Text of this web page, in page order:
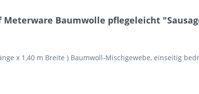
Baumwolle pflegeleicht
x 1,40 m Breite ) Baumwoll-Mischgewebe, einseitig